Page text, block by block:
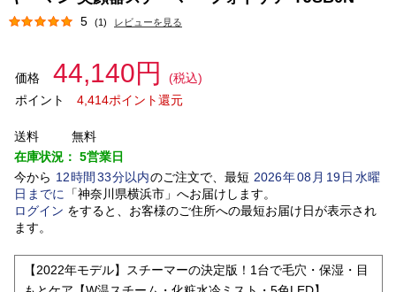
5 (1) レビューを見る
価格 44,140円
(税込)
ポイント
4,414ポイント還元
送料
無料
在庫状況： 5営業日
今から 12時間 33分以内のご注文で、最短 2026年08 月 19日水曜
日 までに 「神奈川県横浜市」 へお届けします。
ログイン をすると、お客様のご住所への最短お届け日が表示され
ます。
【2022年モデル】スチーマーの決定版！1台で毛穴・保湿・目